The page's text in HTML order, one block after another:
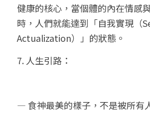
健康的核心，當個體的內在情感
時，人們就能達到「自我實現（
Actualization）」的狀態。
7. 人生引路：
— 食神最美的樣子，不是被所有